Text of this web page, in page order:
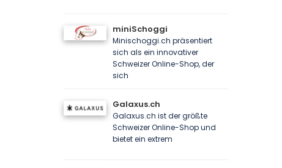
miniSchoggi
Minischoggi.ch präsentiert
sich als ein innovativer
Schweizer Online-Shop, der
sich
Galaxus.ch
Galaxus.ch ist der größte
Schweizer Online-Shop und
bietet ein extrem